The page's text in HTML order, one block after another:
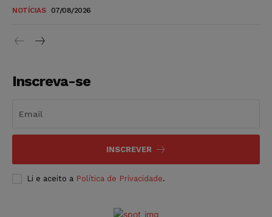
NOTÍCIAS 07/08/2026
Inscreva-se
INSCREVER
Li e aceito a Política de Privacidade.